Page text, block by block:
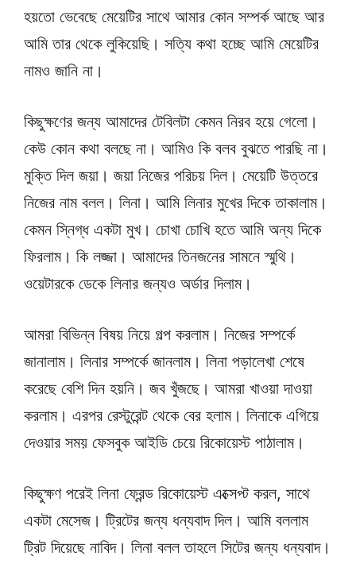
হয়তো ভেবেছে মেয়েটির সাথে আমার কোন সম্পর্ক আছে আর
আমি তার থেকে লুকিয়েছি। সত্যি কথা হচ্ছে আমি মেয়েটির
নামও জানি না।
কিছুক্ষণের জন্য আমাদের টেবিলটা কেমন নিরব হয়ে গেলো।
কেউ কোন কথা বলছে না। আমিও কি বলব বুঝতে পারছি না।
মুক্তি দিল জয়া। জয়া নিজের পরিচয় দিল। মেয়েটি উত্তরে
নিজের নাম বলল। লিনা। আমি লিনার মুখের দিকে তাকালাম।
কেমন স্নিগ্ধ একটা মুখ। চোখা চোখি হতে আমি অন্য দিকে
ফিরলাম। কি লজ্জা। আমাদের তিনজনের সামনে স্মুথি।
ওয়েটারকে ডেকে লিনার জন্যও অর্ডার দিলাম।
আমরা বিভিন্ন বিষয় নিয়ে গল্প করলাম। নিজের সম্পর্কে
জানালাম। লিনার সম্পর্কে জানলাম। লিনা পড়ালেখা শেষে
করেছে বেশি দিন হয়নি। জব খুঁজছে। আমরা খাওয়া দাওয়া
করলাম। এরপর রেস্টুরেন্ট থেকে বের হলাম। লিনাকে এগিয়ে
দেওয়ার সময় ফেসবুক আইডি চেয়ে রিকোয়েস্ট পাঠালাম।
কিছুক্ষণ পরেই লিনা ফ্রেন্ড রিকোয়েস্ট এক্সেপ্ট করল, সাথে
একটা মেসেজ। ট্রিটের জন্য ধন্যবাদ দিল। আমি বললাম
ট্রিট দিয়েছে নাবিদ। লিনা বলল তাহলে সিটের জন্য ধন্যবাদ।